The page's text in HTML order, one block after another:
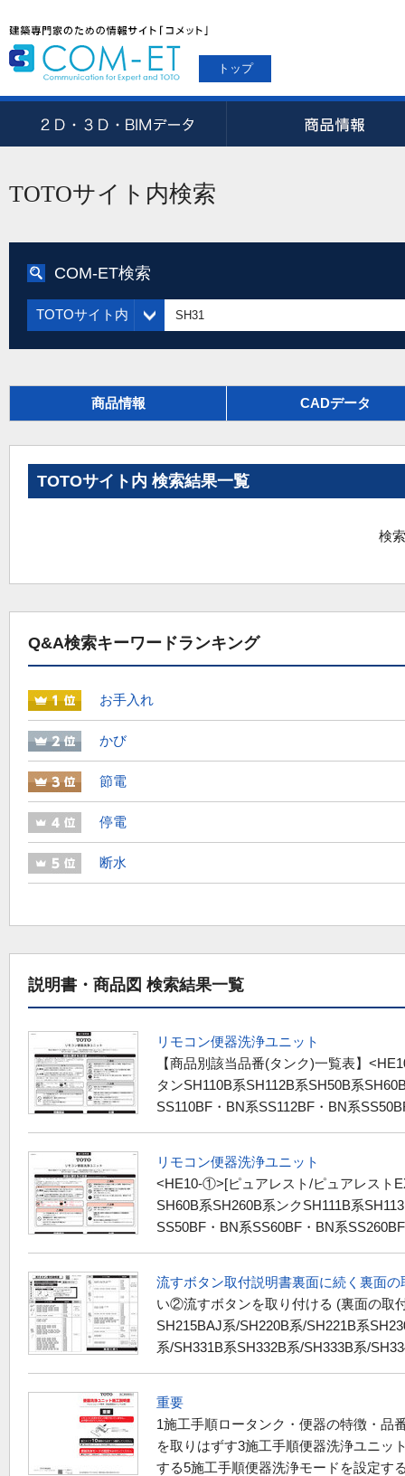
トップ
TOTOサイト内検索
COM-ET検索
TOTOサイト内
商品情報 CADデータ
TOTOサイト内 検索結果一覧
検
Q&A検索キーワードランキング
お手入れ
かび
節電
停電
断水
説明書・商品図 検索結果一覧
リモコン便器洗浄ユニット
【商品別該当品番(タンク)一覧表】
タンSH110B系SH112B系SH50B系
SS110BF・BN系SS112BF・BN系
リモコン便器洗浄ユニット
<HE10-①>[ピュアレスト/ピュアレスト
SH60B系SH260B系ンクSH111B系
SS50BF・BN系SS60BF・BN系
流すボタン取付説明書裏面に続く裏面の
い②流すボタンを取り付ける (裏面の取
SH215BAJ系/SH220B系/SH221B系
系/SH331B系SH332B系/SH333B系/
重要
1施工手順ロータンク・便器の特徴・品
を取りはずす3施工手順便器洗浄ユニッ
する5施工手順便器洗浄モードを設定す